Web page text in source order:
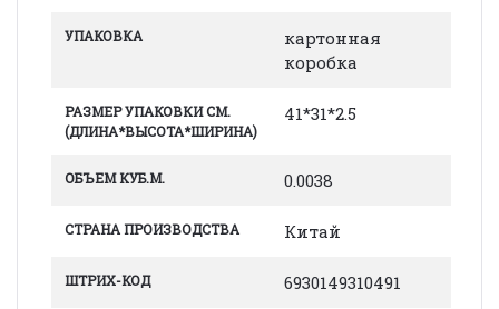
УПАКОВКА
картонная
коробка
РАЗМЕР УПАКОВКИ СМ.
(ДЛИНА*ВЫСОТА*ШИРИНА)
41*31*2.5
ОБЪЕМ КУБ.М. 0.0038
СТРАНА ПРОИЗВОДСТВА Китай
ШТРИХ-КОД 6930149310491